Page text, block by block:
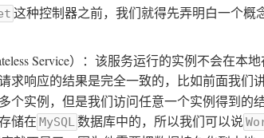
这种控制器之前，我们就得先弄明白一个概
Service）：该服务运行的实例不会在本
求响应的结果是完全一致的，比如前面我们
个实例，但是我们访问任意一个实例得到的
储在 MySQL数据库中的，所以我们可以说